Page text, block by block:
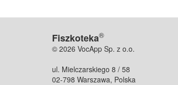
Fiszkoteka®
© 2026 VocApp Sp. z o.o.
ul. Mielczarskiego 8 / 58
02-798 Warszawa, Polska